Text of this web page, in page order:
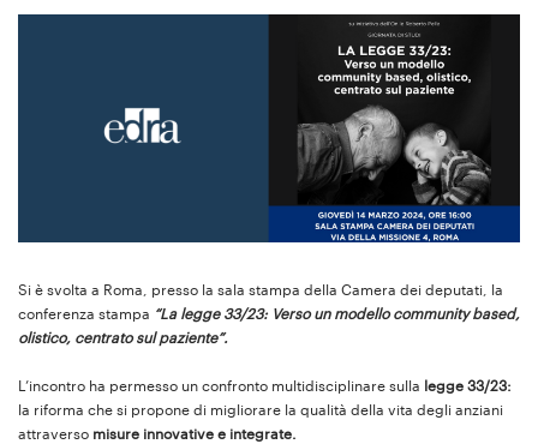
Si è svolta a Roma, presso la sala stampa della Camera dei deputati, la
conferenza stampa “La legge 33/23: Verso un modello community based,
olistico, centrato sul paziente”.
L’incontro ha permesso un confronto multidisciplinare sulla legge 33/23:
la riforma che si propone di migliorare la qualità della vita degli anziani
attraverso misure innovative e integrate.